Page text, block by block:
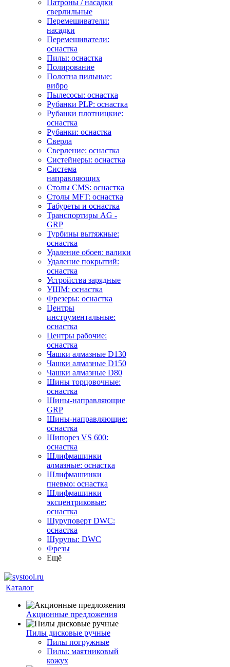
Патроны / насадки
сверлильные
Перемешиватели:
насадки
Перемешиватели:
оснастка
Пилы: оснастка
Полирование
Полотна пильные:
вибро
Пылесосы: оснастка
Рубанки PLP: оснастка
Рубанки плотницкие:
оснастка
Рубанки: оснастка
Сверла
Сверление: оснастка
Систейнеры: оснастка
Система
направляющих
Столы CMS: оснастка
Столы MFT: оснастка
Табуреты и оснастка
Транспортиры AG -
GRP
Турбины вытяжные:
оснастка
Удаление обоев: валики
Удаление покрытий:
оснастка
Устройства зарядные
УШМ: оснастка
Фрезеры: оснастка
Центры
инструментальные:
оснастка
Центры рабочие:
оснастка
Чашки алмазные D130
Чашки алмазные D150
Чашки алмазные D80
Шины торцовочные:
оснастка
Шины-направляющие
GRP
Шины-направляющие:
оснастка
Шипорез VS 600:
оснастка
Шлифмашинки
алмазные: оснастка
Шлифмашинки
пневмо: оснастка
Шлифмашинки
эксцентриковые:
оснастка
Шуруповерт DWC:
оснастка
Шурупы: DWC
Фрезы
Ещё
Каталог
Акционные предложения
Пилы дисковые ручные
Пилы погружные
Пилы: маятниковый
кожух